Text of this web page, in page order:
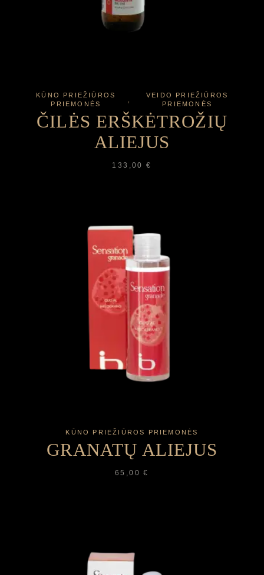
KŪNO PRIEŽIŪROS
PRIEMONĖS
VEIDO PRIEŽIŪROS
PRIEMONĖS
ČILĖS ERŠKĖTROŽIŲ
ALIEJUS
133,00€
KŪNO PRIEŽIŪROS PRIEMONĖS
GRANATŲ ALIEJUS
65,00€